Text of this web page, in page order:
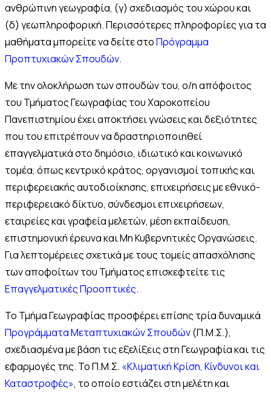
ανθρώπινη γεωγραφία, (γ) σχεδιασμός του χώρου και
(δ) γεωπληροφορική. Περισσότερες πληροφορίες για τα
μαθήματα μπορείτε να δείτε στοΠρόγραμμα
Προπτυχιακών Σπουδών.
Με την ολοκλήρωση των σπουδών του, ο/η απόφοιτος
του Τμήματος Γεωγραφίας του Χαροκοπείου
Πανεπιστημίου έχει αποκτήσει γνώσεις και δεξιότητες
που του επιτρέπουν να δραστηριοποιηθεί
επαγγελματικά στο δημόσιο, ιδιωτικό και κοινωνικό
τομέα, όπως κεντρικό κράτος, οργανισμοί τοπικής και
περιφερειακής αυτοδιοίκησης, επιχειρήσεις με εθνικό-
περιφερειακό δίκτυο, σύνδεσμοι επιχειρήσεων,
εταιρείες και γραφεία μελετών, μέση εκπαίδευση,
επιστημονική έρευνα και Μη Κυβερνητικές Οργανώσεις.
Για λεπτομέρειες σχετικά με τους τομείς απασχόλησης
των αποφοίτων του Τμήματος επισκεφτείτε τις
Επαγγελματικές Προοπτικές.
Το Τμήμα Γεωγραφίας προσφέρει επίσης τρία δυναμικά
Προγράμματα Μεταπτυχιακών Σπουδών(Π.Μ.Σ.),
σχεδιασμένα με βάση τις εξελίξεις στη Γεωγραφία και τις
εφαρμογές της. Το Π.Μ.Σ. «Κλιματική Κρίση, Κίνδυνοι και
Καταστροφές», το οποίο εστιάζει στη μελέτη και